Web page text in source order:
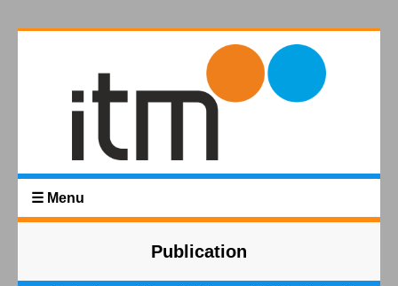
☰ Menu
Publication